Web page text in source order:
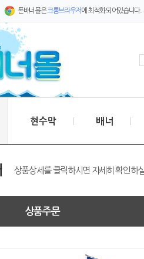
폰배너몰은크롬브라우저에 최적화 되어있습니다.
현수막 배너
상품상세를 클릭하시면 자세히 확인하
상품주문